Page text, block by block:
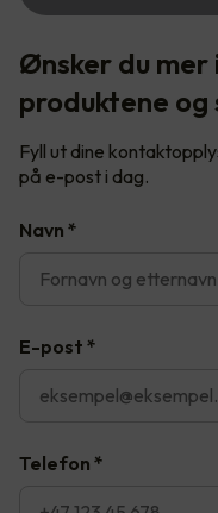
Ønsker du
produktene og
Fyll ut dine
på e-post i dag.
Navn *
E-post *
Telefon *